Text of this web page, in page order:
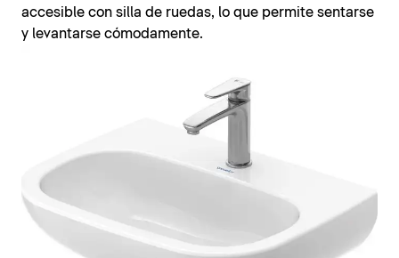
accesible con silla de ruedas, lo que permite sentarse
y levantarse cómodamente.